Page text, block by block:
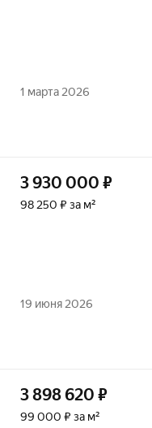
1 марта 2026
3 930 000 ₽
98 250 ₽ за м²
19 июня 2026
3 898 620 ₽
99 000 ₽ за м²